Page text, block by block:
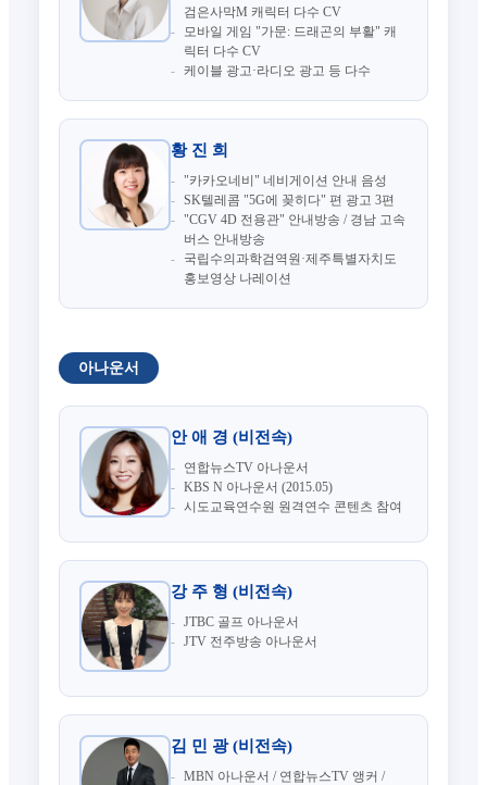
검은사막M 캐릭터 다수 CV
모바일 게임 "가문: 드래곤의 부활" 캐
릭터 다수 CV
케이블 광고·라디오 광고 등 다수
황 진 희
"카카오네비" 네비게이션 안내 음성
SK텔레콤 "5G에 꽂히다" 편 광고 3편
"CGV 4D 전용관" 안내방송 / 경남 고속
버스 안내방송
국립수의과학검역원·제주특별자치도
홍보영상 나레이션
아나운서
안 애 경 (비전속)
연합뉴스TV 아나운서
KBS N 아나운서 (2015.05)
시도교육연수원 원격연수 콘텐츠 참여
강 주 형 (비전속)
JTBC 골프 아나운서
JTV 전주방송 아나운서
김 민 광 (비전속)
MBN 아나운서 / 연합뉴스TV 앵커 /